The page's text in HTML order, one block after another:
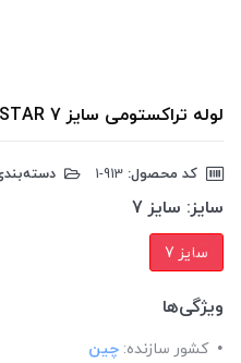
لوله تراکستومی سایز 7 STAR (چینی)
کد محصول:
سایز: سایز 7
سایز 7
ویژگی‌ها
کشور سازنده: چین